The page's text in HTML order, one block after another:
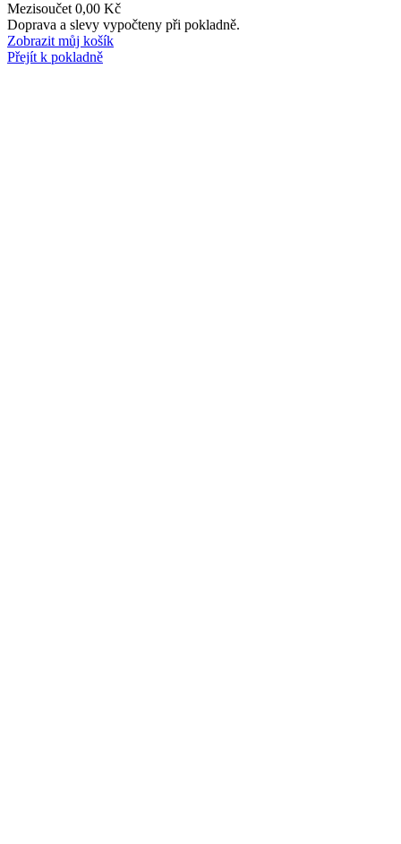
Produkty
v
Mezisoučet 0,00 Kč
Doprava a slevy vypočteny při pokladně.
Zobrazit můj košík
Přejít k pokladně